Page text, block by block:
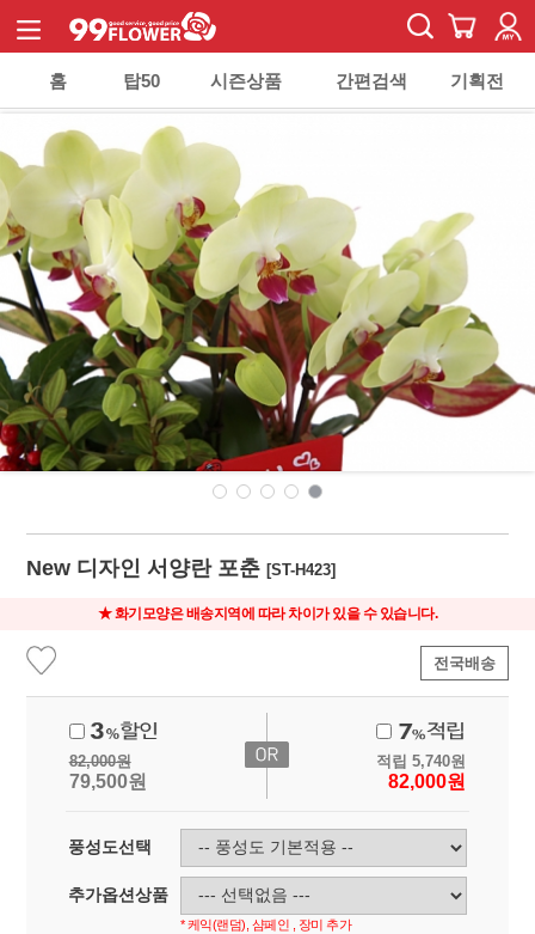
홈 탑50 시즌상품 간편검색 기획전
New 디자인 서양란 포춘[ST-H423]
★ 화기모양은 배송지역에 따라 차이가 있을 수 있습니다.
전국배송
82,000원
79,500원
적립 5,740원
82,000원
풍성도선택
추가옵션상품
* 케익(랜덤), 샴페인 , 장미 추가